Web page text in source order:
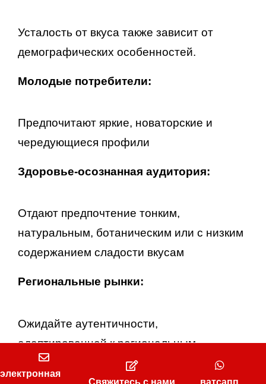
Усталость от вкуса также зависит от
демографических особенностей.
Молодые потребители:
Предпочитают яркие, новаторские и
чередующиеся профили
Здоровье-осознанная аудитория:
Отдают предпочтение тонким,
натуральным, ботаническим или с низким
содержанием сладости вкусам
Региональные рынки:
Ожидайте аутентичности,
адаптированной к региональным
особенностям (например, цитрусовые
электронная
Свяжитесь с нами
ватсапп